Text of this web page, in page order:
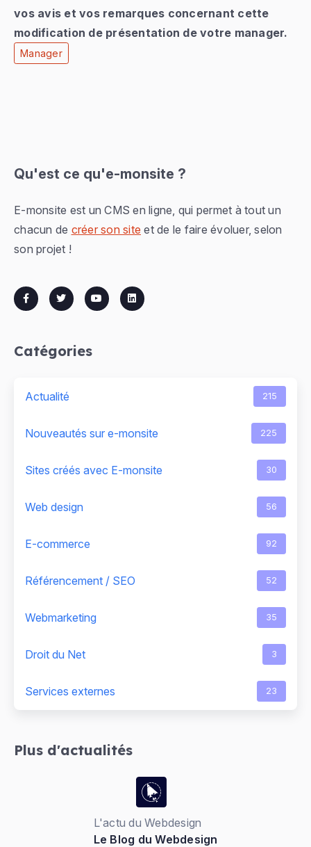
vos avis et vos remarques concernant cette
modification de présentation de votre manager.
Manager
Qu'est ce qu'e-monsite ?
E-monsite est un CMS en ligne, qui permet à tout un
chacun de créer son site et de le faire évoluer, selon
son projet !
Catégories
Actualité 215
Nouveautés sur e-monsite 225
Sites créés avec E-monsite 30
Web design 56
E-commerce 92
Référencement / SEO 52
Webmarketing 35
Droit du Net 3
Services externes 23
Plus d'actualités
L'actu du Webdesign
Le Blog du Webdesign